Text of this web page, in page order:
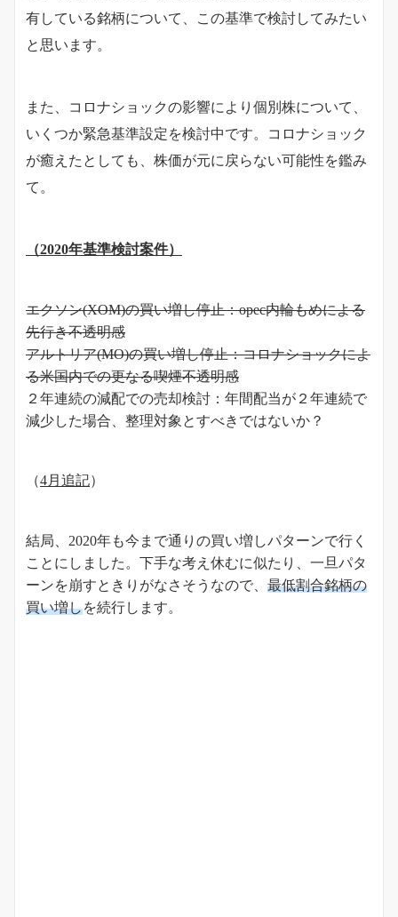
有している銘柄について、この基準で検討してみたい
と思います。
また、コロナショックの影響により個別株について、
いくつか緊急基準設定を検討中です。コロナショック
が癒えたとしても、株価が元に戻らない可能性を鑑み
て。
（2020年基準検討案件）
エクソン(XOM)の買い増し停止：opec内輪もめによる
先行き不透明感
アルトリア(MO)の買い増し停止：コロナショックによ
る米国内での更なる喫煙不透明感
２年連続の減配での売却検討：年間配当が２年連続で
減少した場合、整理対象とすべきではないか？
（4月追記）
結局、2020年も今まで通りの買い増しパターンで行く
ことにしました。下手な考え休むに似たり、一旦パタ
ーンを崩すときりがなさそうなので、 最低割合銘柄の
買い増しを続行します。